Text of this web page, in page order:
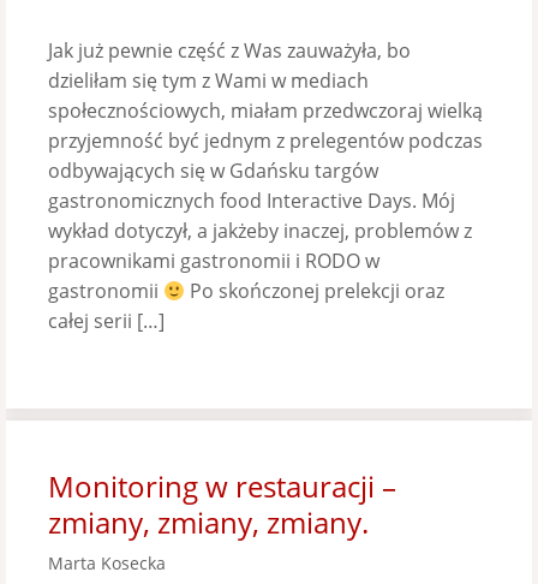
Jak już pewnie część z Was zauważyła, bo
dzieliłam się tym z Wami w mediach
społecznościowych, miałam przedwczoraj wielką
przyjemność być jednym z prelegentów podczas
odbywających się w Gdańsku targów
gastronomicznych food Interactive Days. Mój
wykład dotyczył, a jakżeby inaczej, problemów z
pracownikami gastronomii i RODO w
gastronomii
Po skończonej prelekcji oraz
całej serii […]
Monitoring w restauracji –
zmiany, zmiany, zmiany.
Marta Kosecka